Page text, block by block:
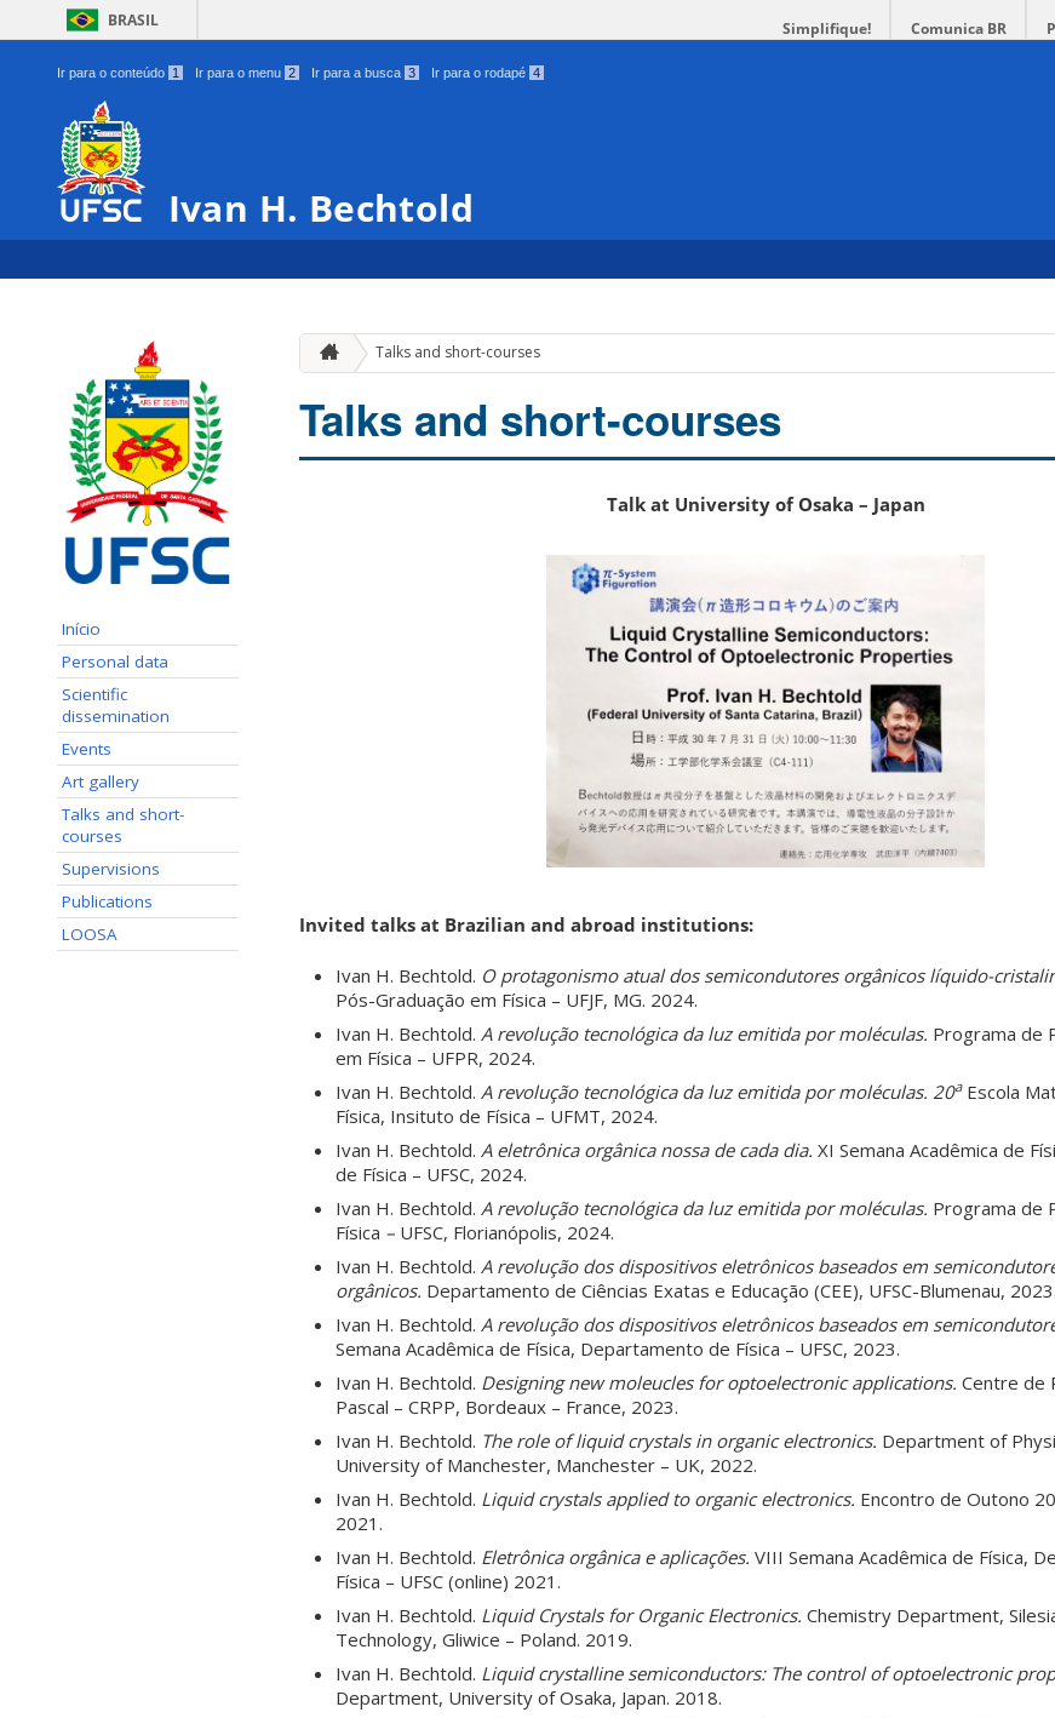
BRASIL Simplifique! Comunica BR
Ir para o conteúdo 1 Ir para o menu 2 Ir para a busca 3 Ir para o rodapé 4
Ivan H. Bechtold
Início
Personal data
Scientific
dissemination
Events
Art gallery
Talks and short-
courses
Supervisions
Publications
LOOSA
Talks and short-courses
Talks and short-courses
Talk at University of Osaka – Japan
Invited talks at Brazilian and abroad institutions:
Ivan H. Bechtold. O protagonismo atual dos semicondutores orgânicos líquido-
Pós-Graduação em Física – UFJF, MG. 2024.
Ivan H. Bechtold. A revolução tecnológica da luz emitida por moléculas. Programa de
em Física – UFPR, 2024.
Ivan H. Bechtold. A revolução tecnológica da luz emitida por moléculas. 20aEscola
Física, Insituto de Física – UFMT, 2024.
Ivan H. Bechtold. A eletrônica orgânica nossa de cada dia. XI Semana Acadêmica de
de Física – UFSC, 2024.
Ivan H. Bechtold. A revolução tecnológica da luz emitida por moléculas. Programa de
Física – UFSC, Florianópolis, 2024.
Ivan H. Bechtold. A revolução dos dispositivos eletrônicos baseados em
orgânicos. Departamento de Ciências Exatas e Educação (CEE), UFSC-Blumenau, 2023.
Ivan H. Bechtold. A revolução dos dispositivos eletrônicos baseados em
Semana Acadêmica de Física, Departamento de Física – UFSC, 2023.
Ivan H. Bechtold. Designing new moleucles for optoelectronic applications. Centre de
Pascal – CRPP, Bordeaux – France, 2023.
Ivan H. Bechtold. The role of liquid crystals in organic electronics. Department of
University of Manchester, Manchester – UK, 2022.
Ivan H. Bechtold. Liquid crystals applied to organic electronics. Encontro de Outono
2021.
Ivan H. Bechtold. Eletrônica orgânica e aplicações. VIII Semana Acadêmica de Física,
Física – UFSC (online) 2021.
Ivan H. Bechtold. Liquid Crystals for Organic Electronics. Chemistry Department,
Technology, Gliwice – Poland. 2019.
Ivan H. Bechtold. Liquid crystalline semiconductors: The control of optoelectronic
Department, University of Osaka, Japan. 2018.